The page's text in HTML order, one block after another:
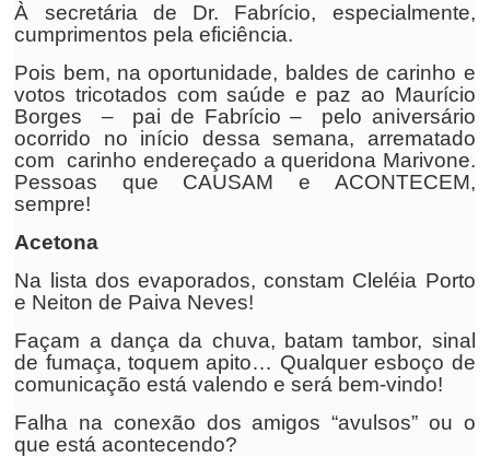
À secretária de Dr. Fabrício, especialmente,
cumprimentos pela eficiência.
Pois bem, na oportunidade, baldes de carinho e
votos tricotados com saúde e paz ao Maurício
Borges – pai de Fabrício – pelo aniversário
ocorrido no início dessa semana, arrematado
com carinho endereçado a queridona Marivone.
Pessoas que CAUSAM e ACONTECEM,
sempre!
Acetona
Na lista dos evaporados, constam Cleléia Porto
e Neiton de Paiva Neves!
Façam a dança da chuva, batam tambor, sinal
de fumaça, toquem apito… Qualquer esboço de
comunicação está valendo e será bem-vindo!
Falha na conexão dos amigos “avulsos” ou o
que está acontecendo?